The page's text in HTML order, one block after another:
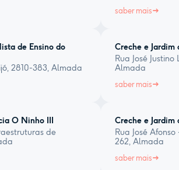
saber mais
de Ensino do
2810-383, Almada
Creche e Jardim
Rua José
Almada
saber mais
O Ninho III
de
Creche e
Rua José
262, Almada
saber mais